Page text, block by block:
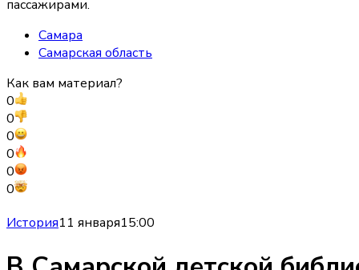
пассажирами.
Самара
Самарская область
Как вам материал?
0
0
0
0
0
0
История11 января15:00